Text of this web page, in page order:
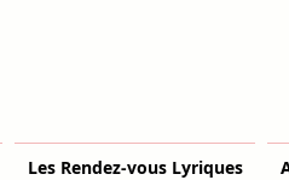
Les Rendez-vous Lyriques